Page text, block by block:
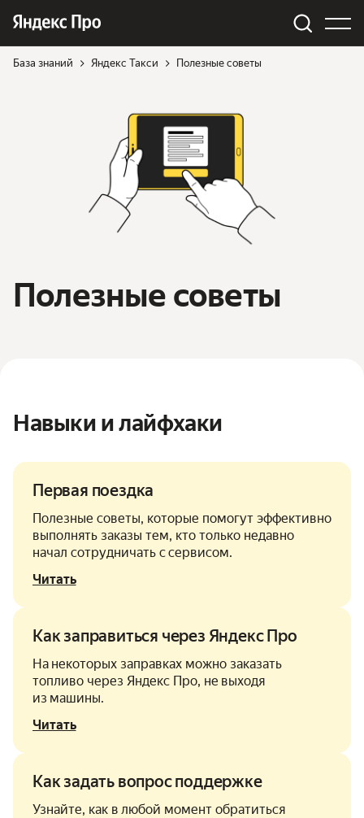
База знаний Яндекс Такси Полезные советы
Полезные советы
Навыки и лайфхаки
Первая поездка
Полезные советы, которые помогут эффективно
выполнять заказы тем, кто только недавно
начал сотрудничать с сервисом.
Читать
Как заправиться через Яндекс Про
На некоторых заправках можно заказать
топливо через Яндекс Про, не выходя
из машины.
Читать
Как задать вопрос поддержке
Узнайте, как в любой момент обратиться